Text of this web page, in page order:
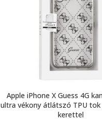
Apple iPhone X Guess 4G
ultra vékony átlátszó TPU
kerettel